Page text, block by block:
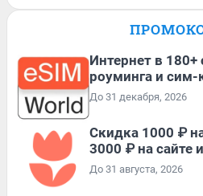
Интернет в 180+
роуминга и сим-
До 31 декабря, 2026
Скидка 1000 ₽
3000 ₽ на сайте
До 31 августа, 2026